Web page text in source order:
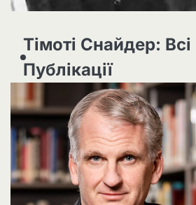
Тімоті Снайдер: Всі
Публікації